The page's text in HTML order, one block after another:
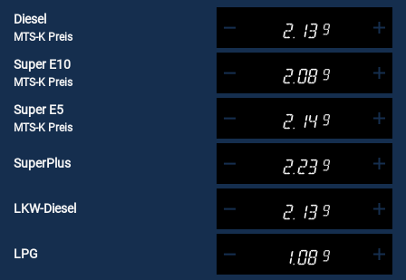
Diesel
MTS-K Preis 2.13 9
Super E10
MTS-K Preis 2.08 9
Super E5
MTS-K Preis 2.14 9
SuperPlus 2.23 9
LKW-Diesel 2.13 9
LPG 1.08 9